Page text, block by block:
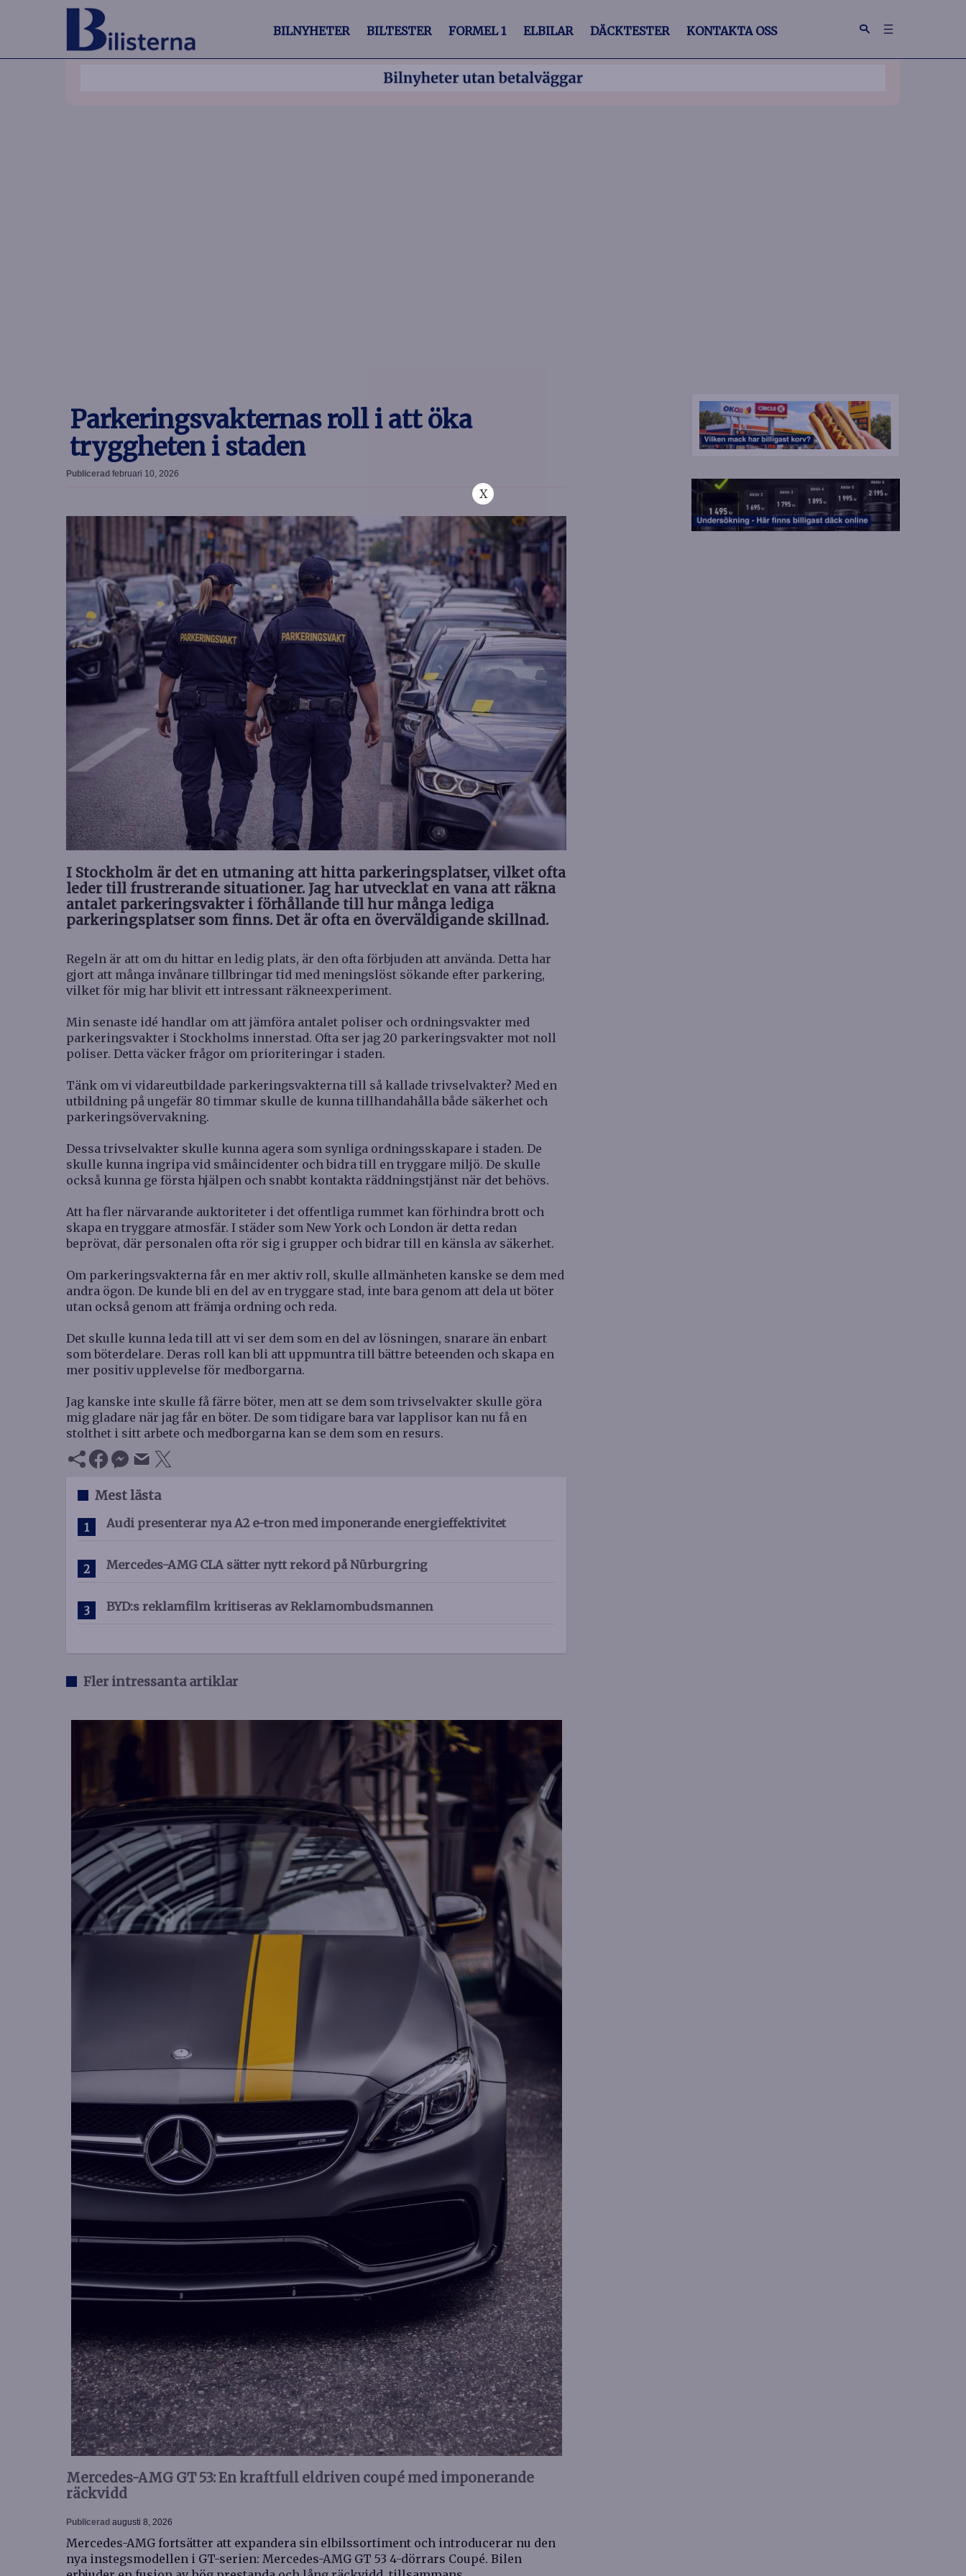
X
BILNYHETER BILTESTER FORMEL 1 ELBILAR DÄCKTESTER KONTAKTA OSS
Parkeringsvakternas roll i att öka
tryggheten i staden
Publicerad februari 10, 2026
I Stockholm är det en utmaning att hitta parkeringsplatser, vilket ofta
leder till frustrerande situationer. Jag har utvecklat en vana att räkna
antalet parkeringsvakter i förhållande till hur många lediga
parkeringsplatser som finns. Det är ofta en överväldigande skillnad.
Regeln är att om du hittar en ledig plats, är den ofta förbjuden att använda. Detta har
gjort att många invånare tillbringar tid med meningslöst sökande efter parkering,
vilket för mig har blivit ett intressant räkneexperiment.
Min senaste idé handlar om att jämföra antalet poliser och ordningsvakter med
parkeringsvakter i Stockholms innerstad. Ofta ser jag 20 parkeringsvakter mot noll
poliser. Detta väcker frågor om prioriteringar i staden.
Tänk om vi vidareutbildade parkeringsvakterna till så kallade trivselvakter? Med en
utbildning på ungefär 80 timmar skulle de kunna tillhandahålla både säkerhet och
parkeringsövervakning.
Dessa trivselvakter skulle kunna agera som synliga ordningsskapare i staden. De
skulle kunna ingripa vid småincidenter och bidra till en tryggare miljö. De skulle
också kunna ge första hjälpen och snabbt kontakta räddningstjänst när det behövs.
Att ha fler närvarande auktoriteter i det offentliga rummet kan förhindra brott och
skapa en tryggare atmosfär. I städer som New York och London är detta redan
beprövat, där personalen ofta rör sig i grupper och bidrar till en känsla av säkerhet.
Om parkeringsvakterna får en mer aktiv roll, skulle allmänheten kanske se dem med
andra ögon. De kunde bli en del av en tryggare stad, inte bara genom att dela ut böter
utan också genom att främja ordning och reda.
Det skulle kunna leda till att vi ser dem som en del av lösningen, snarare än enbart
som böterdelare. Deras roll kan bli att uppmuntra till bättre beteenden och skapa en
mer positiv upplevelse för medborgarna.
Jag kanske inte skulle få färre böter, men att se dem som trivselvakter skulle göra
mig gladare när jag får en böter. De som tidigare bara var lapplisor kan nu få en
stolthet i sitt arbete och medborgarna kan se dem som en resurs.
Mest lästa
Audi presenterar nya A2 e-tron med imponerande energieffektivitet
Mercedes-AMG CLA sätter nytt rekord på Nürburgring
BYD:s reklamfilm kritiseras av Reklamombudsmannen
Fler intressanta artiklar
Mercedes-AMG GT 53: En kraftfull eldriven coupé med imponerande
räckvidd
Publicerad augusti 8, 2026
Mercedes-AMG fortsätter att expandera sin elbilssortiment och introducerar nu den
nya instegsmodellen i GT-serien: Mercedes-AMG GT 53 4-dörrars Coupé. Bilen